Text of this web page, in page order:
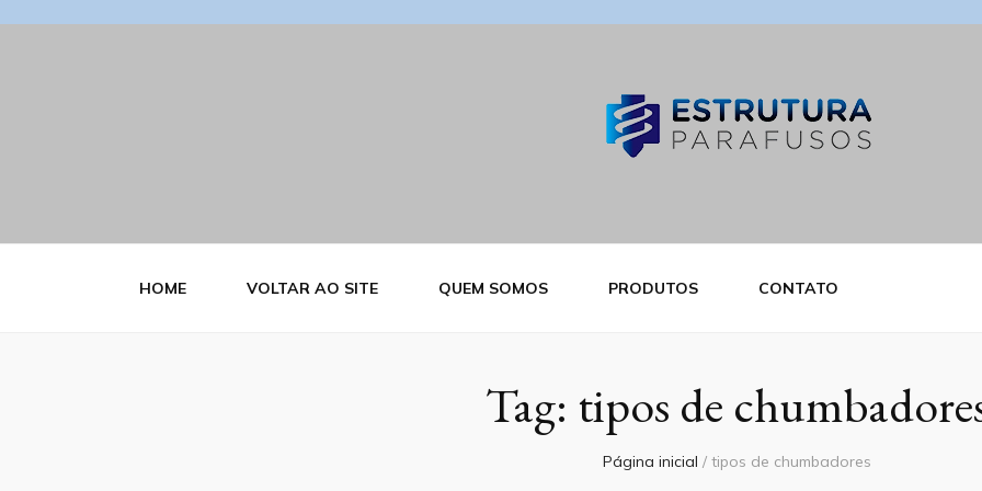
HOME VOLTAR AO SITE QUEM SOMOS PRODUTOS CONTATO
Tag: tipos de
Página inicial / tipos de chumbadores